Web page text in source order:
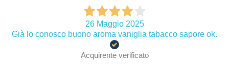
26 Maggio 2025
Già lo conosco buono aroma vaniglia tabacco sapore ok.
Acquirente verificato